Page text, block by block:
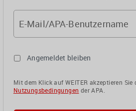
E-Mail/APA-Benutzername
Angemeldet bleiben
Mit dem Klick auf WEITER akzeptieren Sie
Nutzungsbedingungen der APA.